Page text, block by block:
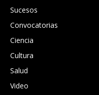
Sucesos
Convocatorias
Ciencia
Cultura
Salud
Video